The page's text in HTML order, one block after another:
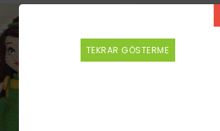
TEKRAR GÖSTERME